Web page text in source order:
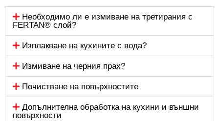
Необходимо ли е измиване на третирания с
FERTAN® слой?
Изплакване на кухините с вода?
Измиване на черния прах?
Почистване на повърхностите
Допълнителна обработка на кухини и външни
повърхности